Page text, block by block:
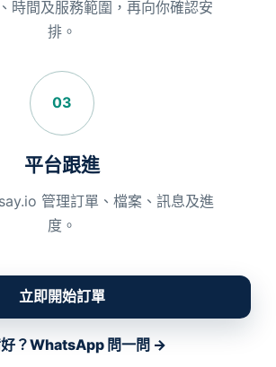
時間及服務範圍，再向你確認安
排。
03
平台跟進
管理訂單、檔案、訊息及進
度。
立即開始訂單
好？WhatsApp 問一問 →